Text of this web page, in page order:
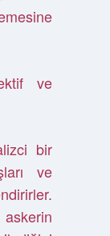
ve
bir
ve